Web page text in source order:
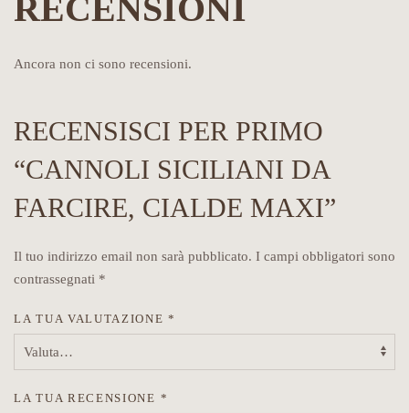
RECENSIONI
Ancora non ci sono recensioni.
RECENSISCI PER PRIMO
“CANNOLI SICILIANI DA
FARCIRE, CIALDE MAXI”
Il tuo indirizzo email non sarà pubblicato. I campi obbligatori sono
contrassegnati *
LA TUA VALUTAZIONE*
LA TUA RECENSIONE *